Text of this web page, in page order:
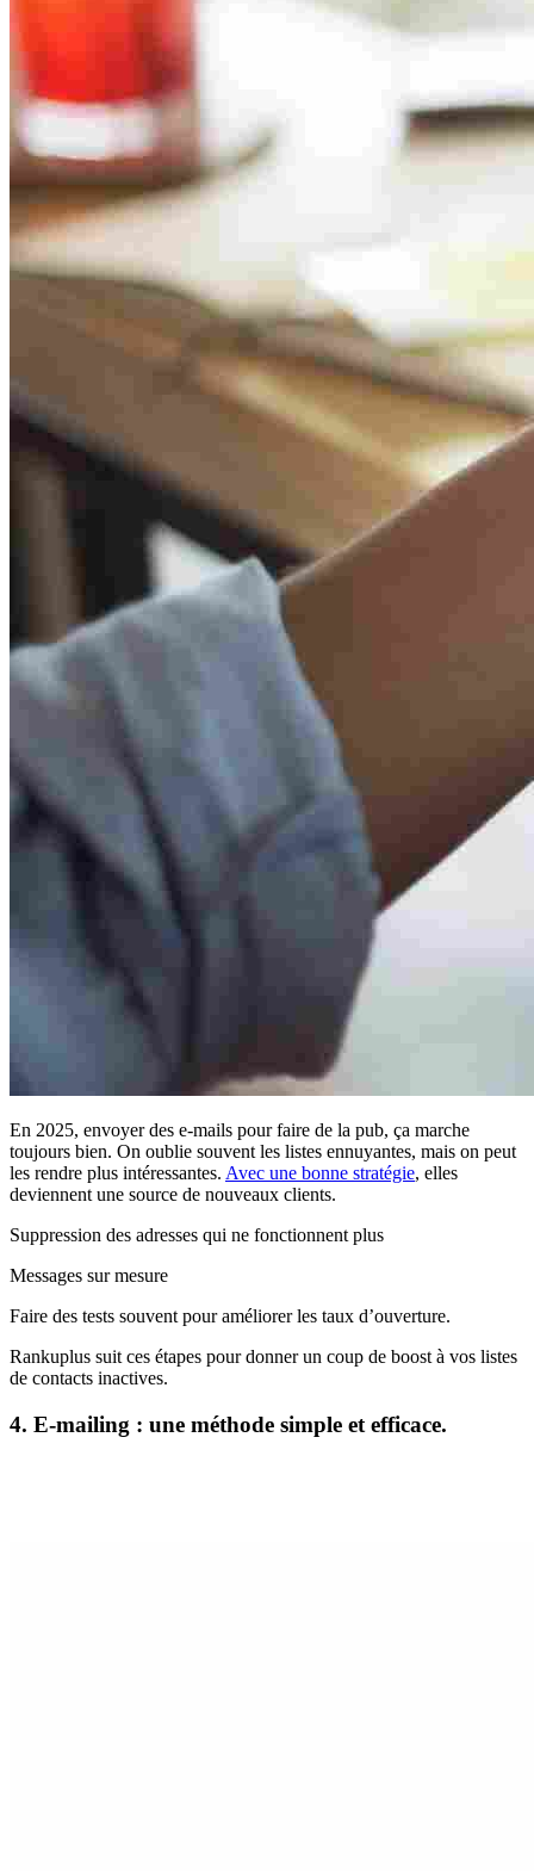
En 2025, envoyer des e-mails pour faire de la pub, ça marche
toujours bien. On oublie souvent les listes ennuyantes, mais on peut
les rendre plus intéressantes. Avec une bonne stratégie, elles
deviennent une source de nouveaux clients.
Suppression des adresses qui ne fonctionnent plus
Messages sur mesure
Faire des tests souvent pour améliorer les taux d’ouverture.
Rankuplus suit ces étapes pour donner un coup de boost à vos listes
de contacts inactives.
4. E-mailing : une méthode simple et efficace.